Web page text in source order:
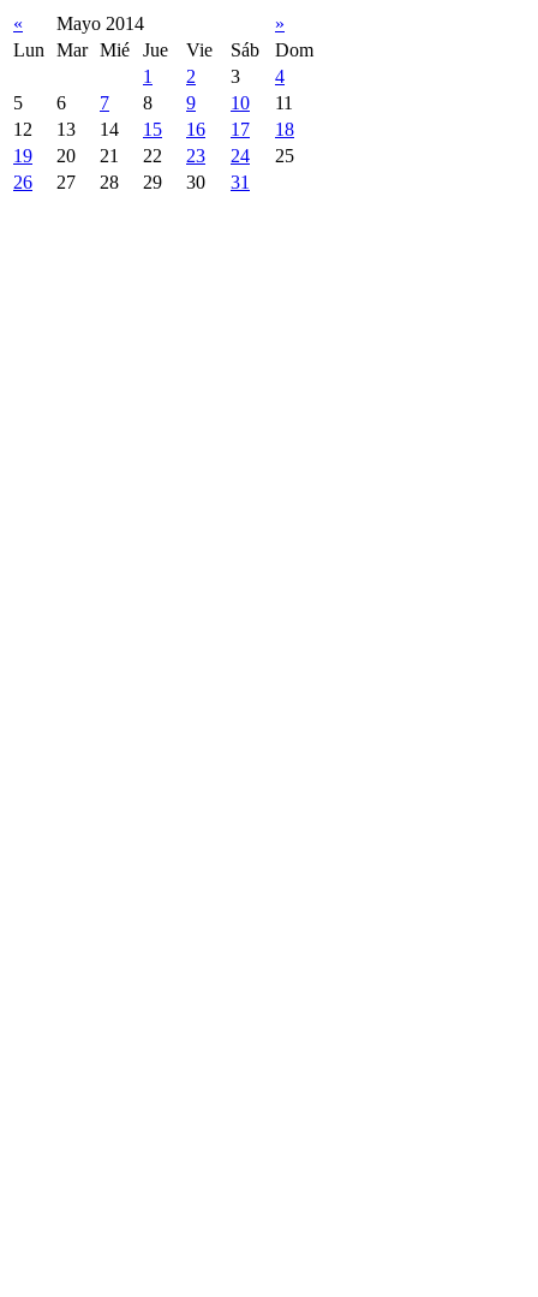
« Mayo 2014
»
Lun
Mar Mié Jue Vie Sáb
Dom
1
2 3
4
5
6 7 8 9 10
11
12
13 14 15 16 17
18
19
20 21 22 23 24
25
26
27 28 29 30 31